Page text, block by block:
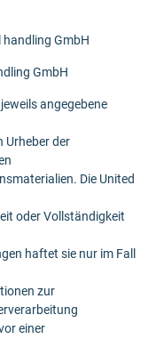
GmbH
GmbH
angegebene
Urheber der
Die United
oder Vollständigkeit
haftet sie nur im Fall
zur
einer